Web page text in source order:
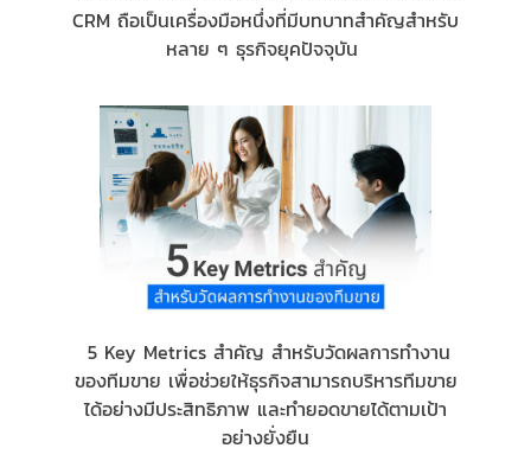
CRM ถือเป็นเครื่องมือหนึ่งที่มีบทบาทสำคัญสำหรับ
หลาย ๆ ธุรกิจยุคปัจจุบัน
5 Key Metrics สำคัญ สำหรับวัดผลการทำงาน
ของทีมขาย เพื่อช่วยให้ธุรกิจสามารถบริหารทีมขาย
ได้อย่างมีประสิทธิภาพ และทำยอดขายได้ตามเป้า
อย่างยั่งยืน